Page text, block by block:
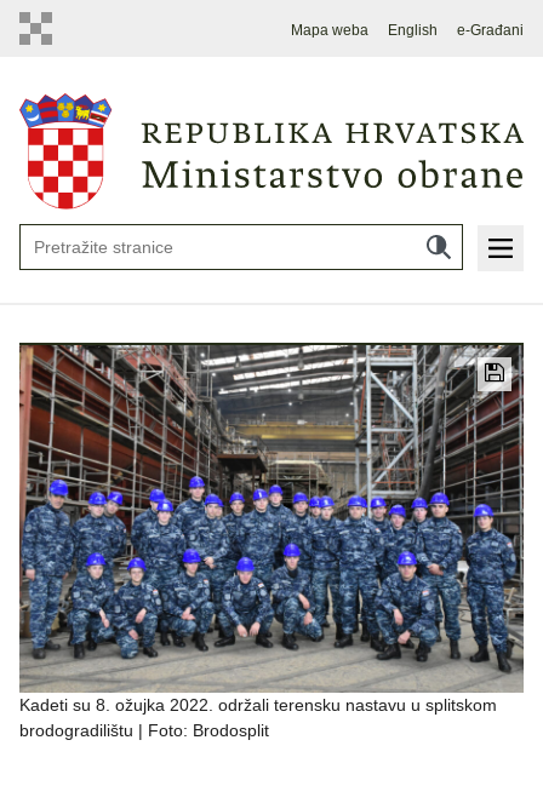
Mapa weba English e-Građani
Kadeti su 8. ožujka 2022. održali terensku nastavu u splitskom
brodogradilištu | Foto: Brodosplit